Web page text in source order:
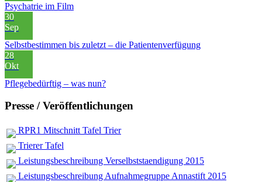
Psychatrie im Film
30
Sep
Selbstbestimmen bis zuletzt – die Patientenverfügung
28
Okt
Pflegebedürftig – was nun?
Presse / Veröffentlichungen
RPR1 Mitschnitt Tafel Trier
Trierer Tafel
Leistungsbeschreibung Verselbststaendigung 2015
Leistungsbeschreibung Aufnahmegruppe Annastift 2015